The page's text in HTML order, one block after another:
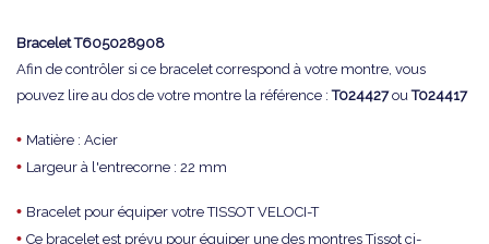
BraceletT605028908
Afin de contrôler si ce bracelet correspond à votre montre, vous
pouvez lire au dos de votre montre la référence :T024427ouT024417
• Matière : Acier
• Largeur à l'entrecorne : 22 mm
• Bracelet pour équiper votre TISSOT VELOCI-T
• Ce bracelet est prévu pour équiper une des montres Tissot ci-